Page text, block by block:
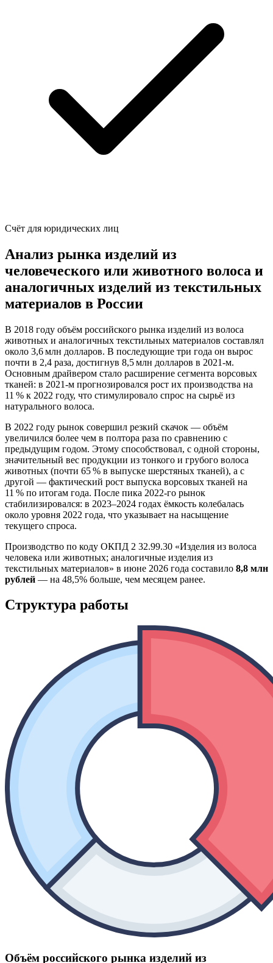
Счёт для юридических лиц
Анализ рынка изделий из
человеческого или животного волоса и
аналогичных изделий из текстильных
материалов в России
В 2018 году объём российского рынка изделий из волоса
животных и аналогичных текстильных материалов составлял
около 3,6 млн долларов. В последующие три года он вырос
почти в 2,4 раза, достигнув 8,5 млн долларов в 2021-м.
Основным драйвером стало расширение сегмента ворсовых
тканей: в 2021-м прогнозировался рост их производства на
11 % к 2022 году, что стимулировало спрос на сырьё из
натурального волоса.
В 2022 году рынок совершил резкий скачок — объём
увеличился более чем в полтора раза по сравнению с
предыдущим годом. Этому способствовал, с одной стороны,
значительный вес продукции из тонкого и грубого волоса
животных (почти 65 % в выпуске шерстяных тканей), а с
другой — фактический рост выпуска ворсовых тканей на
11 % по итогам года. После пика 2022-го рынок
стабилизировался: в 2023–2024 годах ёмкость колебалась
около уровня 2022 года, что указывает на насыщение
текущего спроса.
Производство по коду ОКПД 2 32.99.30 «Изделия из волоса
человека или животных; аналогичные изделия из
текстильных материалов» в июне 2026 года составило 8,8 млн
рублей — на 48,5% больше, чем месяцем ранее.
Структура работы
Объём российского рынка изделий из